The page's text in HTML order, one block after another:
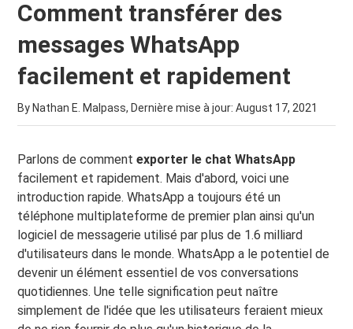
Comment transférer des
messages WhatsApp
facilement et rapidement
By Nathan E. Malpass, Dernière mise à jour:August 17, 2021
Parlons de commentexporter le chat WhatsApp
facilement et rapidement. Mais d'abord, voici une
introduction rapide. WhatsApp a toujours été un
téléphone multiplateforme de premier plan ainsi qu'un
logiciel de messagerie utilisé par plus de 1.6 milliard
d'utilisateurs dans le monde. WhatsApp a le potentiel de
devenir un élément essentiel de vos conversations
quotidiennes. Une telle signification peut naître
simplement de l'idée que les utilisateurs feraient mieux